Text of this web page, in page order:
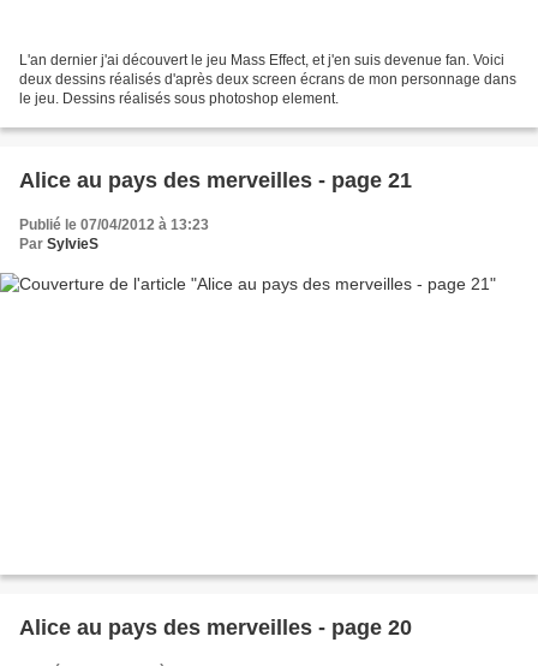
L'an dernier j'ai découvert le jeu Mass Effect, et j'en suis devenue fan. Voici
deux dessins réalisés d'après deux screen écrans de mon personnage dans
le jeu. Dessins réalisés sous photoshop element.
Alice au pays des merveilles - page 21
Publié le 07/04/2012 à 13:23
Par SylvieS
Alice au pays des merveilles - page 20